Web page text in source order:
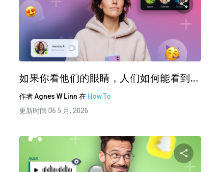
如果你看他们的眼睛，人们如何能看到...
作者Agnes W Linn 在 How To
更新时间 06 5 月, 2026